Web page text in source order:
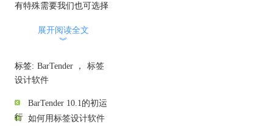
有特殊需要我们也可选择
机；然后在右边的文档属
横向）。完成之后点击下
一步。
展开阅读全文
︾
标签: BarTender ，
标签
设计软件
BarTender 10.1的初运
行 如何用标签设计软件